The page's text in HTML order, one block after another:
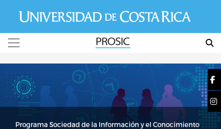
Programa Sociedad de la Información y el Conocimiento